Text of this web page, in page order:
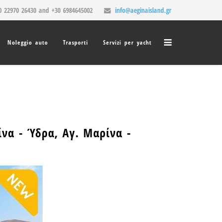
22970 26430 and +30 6984645002 info@aeginaisland.gr
Noleggio auto Trasporti Servizi per yacht
- Ύδρα, Αγ. Μαρίνα -